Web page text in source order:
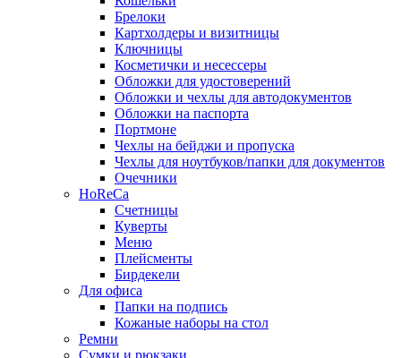
Брелоки
Картхолдеры и визитницы
Ключницы
Косметички и несессеры
Обложки для удостоверений
Обложки и чехлы для автодокументов
Обложки на паспорта
Портмоне
Чехлы на бейджи и пропуска
Чехлы для ноутбуков/папки для документов
Очечники
HoReCa
Счетницы
Куверты
Меню
Плейсменты
Бирдекели
Для офиса
Папки на подпись
Кожаные наборы на стол
Ремни